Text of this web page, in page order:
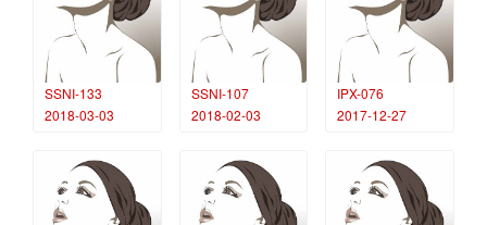
SSNI-133
2018-03-03
SSNI-107
2018-02-03
IPX-076
2017-12-27